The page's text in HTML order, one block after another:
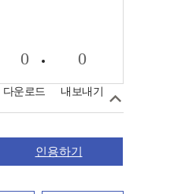
0
다운로드
0
내보내기
인용하기